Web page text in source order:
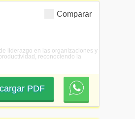
Comparar
liderazgo en las organizaciones y
reconociendo la
PDF